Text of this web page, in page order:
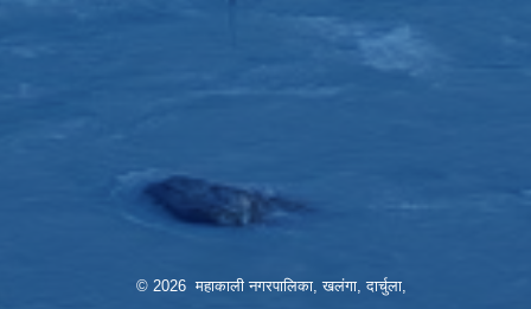
© 2026 महाकाली नगरपालिका, खलंगा, दार्चुला,